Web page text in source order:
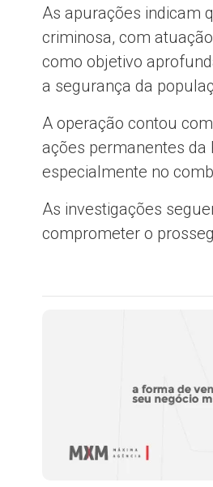
As apurações indicam
criminosa, com
como objetivo
a segurança da
A operação contou
ações permanentes da
especialmente no
As investigações
comprometer o